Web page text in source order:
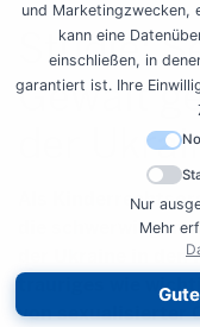
und Marketingzwecken,
kann eine
einschließen, in
garantiert ist. Ihre
Nur
Mehr
Studie:
Gewalt
der
Als
die
der Ukraine in den
trauriges wie
von sexualisierter